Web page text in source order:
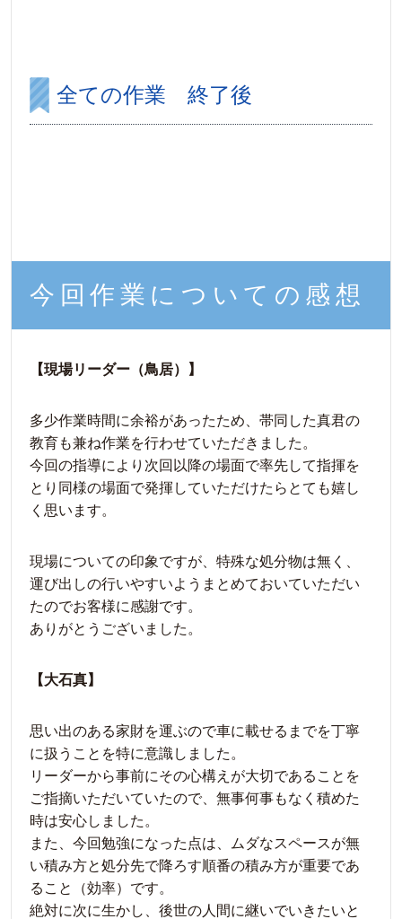
全ての作業 終了後
今回作業についての感想
【現場リーダー（鳥居）】
多少作業時間に余裕があったため、帯同した真君の
教育も兼ね作業を行わせていただきました。
今回の指導により次回以降の場面で率先して指揮を
とり同様の場面で発揮していただけたらとても嬉し
く思います。
現場についての印象ですが、特殊な処分物は無く、
運び出しの行いやすいようまとめておいていただい
たのでお客様に感謝です。
ありがとうございました。
【大石真】
思い出のある家財を運ぶので車に載せるまでを丁寧
に扱うことを特に意識しました。
リーダーから事前にその心構えが大切であることを
ご指摘いただいていたので、無事何事もなく積めた
時は安心しました。
また、今回勉強になった点は、ムダなスペースが無
い積み方と処分先で降ろす順番の積み方が重要であ
ること（効率）です。
絶対に次に生かし、後世の人間に継いでいきたいと